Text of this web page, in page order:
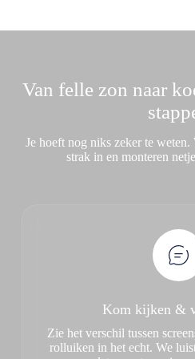
Van felle zon naar
Je hoeft nog niks zeker te
strak in en monteren
Kom kijken &
Zie het verschil tussen
rolluiken in het echt. We